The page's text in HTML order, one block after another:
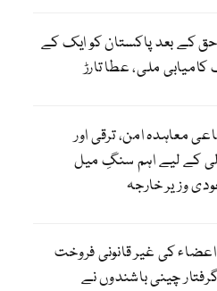
کے بعد پاکستان کو ایک کے
کامیابی ملی، عطا تارڑ
معاہدہ امن، ترقی اور
کے لیے اہم سنگِ میل
وزیر خارجہ
اعضاء کی غیر قانونی فروخت
چینی باشندوں نے